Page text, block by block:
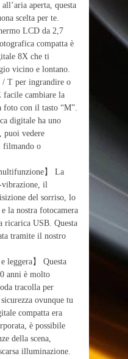
aperta, questa
scelta per te.
LCD da 2,7
compatta è
8X che ti
vicino e lontano.
/ T per ingrandire o
facile cambiare la
foto con il tasto “M”.
digitale ha uno
puoi vedere
filmando o
】 La
vibrazione, il
del sorriso, lo
la nostra fotocamera
ricarica USB. Questa
tramite il nostro
leggera】 Questa
anni è molto
tracolla per
ovunque tu
compatta era
è possibile
della scena,
illuminazione.